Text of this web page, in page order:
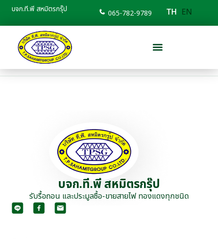
บจก.ที.พี สหมิตรกรุ๊ป 065-782-9789 TH EN
บจก.ที.พี สหมิตรกรุ๊ป
รับรื้อถอน และประมูลซื้อ-ขายสายไฟ ทองแดงทุกชนิด